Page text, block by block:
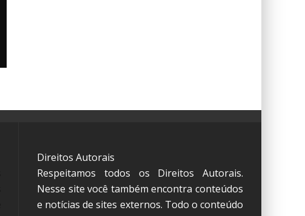
Direitos Autorais
Respeitamos todos os Direitos Autorais.
Nesse site você também encontra conteúdos
e notícias de sites externos. Todo o conteúdo